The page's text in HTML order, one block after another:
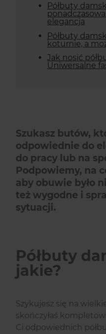
Półbuty
elegancja
Półbuty
koturnie, a
Jak nosić
Uniwersalne
Szukasz butów,
odpowiednie do
do pracy lub na
Podpowiemy, na
aby obuwie było
też wygodne i
sytuacji.
Półbuty
jakie?
Szykujesz się na
skończyłaś
Ci odpowiednich